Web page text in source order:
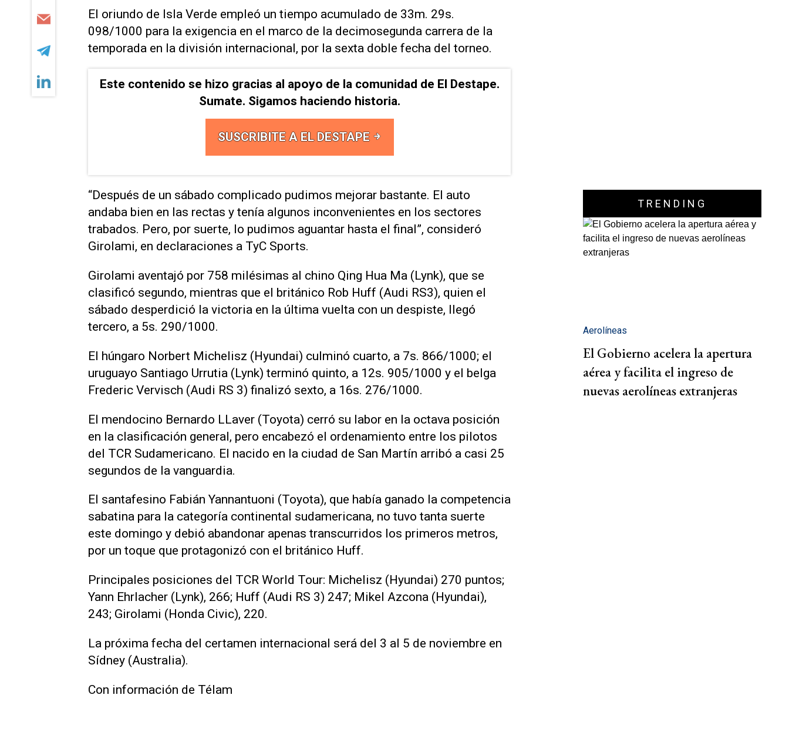
El oriundo de Isla Verde empleó un tiempo acumulado de 33m. 29s.
098/1000 para la exigencia en el marco de la decimosegunda carrera de la
temporada en la división internacional, por la sexta doble fecha del torneo.
Este contenido se hizo gracias al apoyo de la comunidad de El Destape.
Sumate. Sigamos haciendo historia.
SUSCRIBITE A EL DESTAPE
“Después de un sábado complicado pudimos mejorar bastante. El auto
andaba bien en las rectas y tenía algunos inconvenientes en los sectores
trabados. Pero, por suerte, lo pudimos aguantar hasta el final”, consideró
Girolami, en declaraciones a TyC Sports.
Girolami aventajó por 758 milésimas al chino Qing Hua Ma (Lynk), que se
clasificó segundo, mientras que el británico Rob Huff (Audi RS3), quien el
sábado desperdició la victoria en la última vuelta con un despiste, llegó
tercero, a 5s. 290/1000.
El húngaro Norbert Michelisz (Hyundai) culminó cuarto, a 7s. 866/1000; el
uruguayo Santiago Urrutia (Lynk) terminó quinto, a 12s. 905/1000 y el belga
Frederic Vervisch (Audi RS 3) finalizó sexto, a 16s. 276/1000.
El mendocino Bernardo LLaver (Toyota) cerró su labor en la octava posición
en la clasificación general, pero encabezó el ordenamiento entre los pilotos
del TCR Sudamericano. El nacido en la ciudad de San Martín arribó a casi 25
segundos de la vanguardia.
El santafesino Fabián Yannantuoni (Toyota), que había ganado la competencia
sabatina para la categoría continental sudamericana, no tuvo tanta suerte
este domingo y debió abandonar apenas transcurridos los primeros metros,
por un toque que protagonizó con el británico Huff.
Principales posiciones del TCR World Tour: Michelisz (Hyundai) 270 puntos;
Yann Ehrlacher (Lynk), 266; Huff (Audi RS 3) 247; Mikel Azcona (Hyundai),
243; Girolami (Honda Civic), 220.
La próxima fecha del certamen internacional será del 3 al 5 de noviembre en
Sídney (Australia).
Con información de Télam
TRENDING
Aerolíneas
El Gobierno acelera la apertura
aérea y facilita el ingreso de
nuevas aerolíneas extranjeras